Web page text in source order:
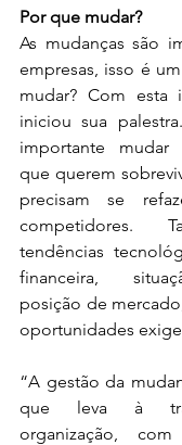
Por que mudar?
As mudanças são
empresas, isso é
mudar? Com esta
iniciou sua
importante mudar
que querem
precisam se
competidores.
tendências
financeira,
posição de
oportunidades
“A gestão da
que leva à
organização,